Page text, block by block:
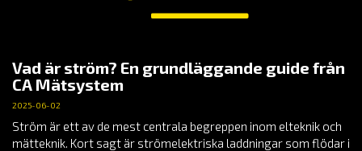
Vad är ström? En grundläggande guide från
CA Mätsystem
2025-06-02
Ström är ett av de mest centrala begreppen inom elteknik och
mätteknik. Kort sagt är strömelektriska laddningar som flödar i